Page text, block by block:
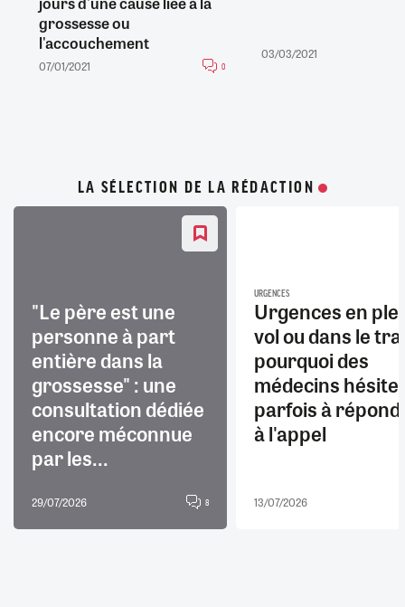
grossesse ou
l'accouchement
07/01/2021 0
03/03/2021
LA SÉLECTION DE LA RÉDACTION
"Le père est une
personne à part
entière dans la
grossesse" : une
consultation dédiée
encore méconnue
par les...
29/07/2026 8
URGENCES
Urgences en
vol ou dans le
pourquoi des
médecins
parfois à
à l'appel
13/07/2026